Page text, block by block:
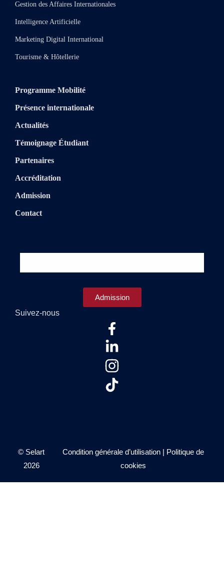
Gestion des Affaires Internationales
Intelligence Artificielle
Marketing Digital International
Tourisme & Hôtellerie
Programme Mobilité
Présence internationale
Actualités
Témoignage Étudiant
Partenaires
Accréditation
Admission
Contact
Admission
Suivez-nous
© Selart
2026
Condition générale d’utilisation | Politique de
cookies